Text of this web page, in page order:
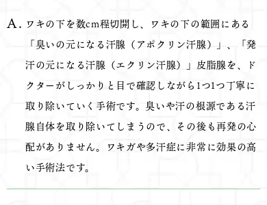
ワキの下を数cm程切開し、ワキの下の範囲にある
「臭いの元になる汗腺（アポクリン汗腺）」、「発
汗の元になる汗腺（エクリン汗腺）」皮脂腺を、ド
クターがしっかりと目で確認しながら1つ1つ丁寧に
取り除いていく手術です。臭いや汗の根源である汗
腺自体を取り除いてしまうので、その後も再発の心
配がありません。ワキガや多汗症に非常に効果の高
い手術法です。